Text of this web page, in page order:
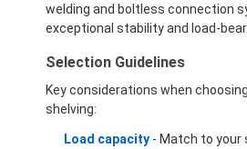
welding and boltless connection
exceptional stability and load-
Selection Guidelines
Key considerations when
shelving:
Load capacity - Match to your